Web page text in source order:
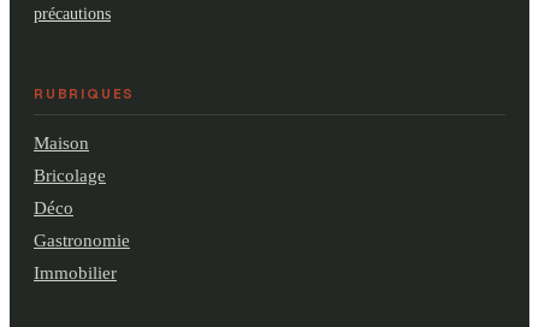
précautions
RUBRIQUES
Maison
Bricolage
Déco
Gastronomie
Immobilier